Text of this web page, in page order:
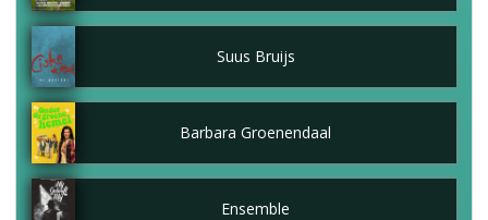
Suus Bruijs
Barbara Groenendaal
Ensemble